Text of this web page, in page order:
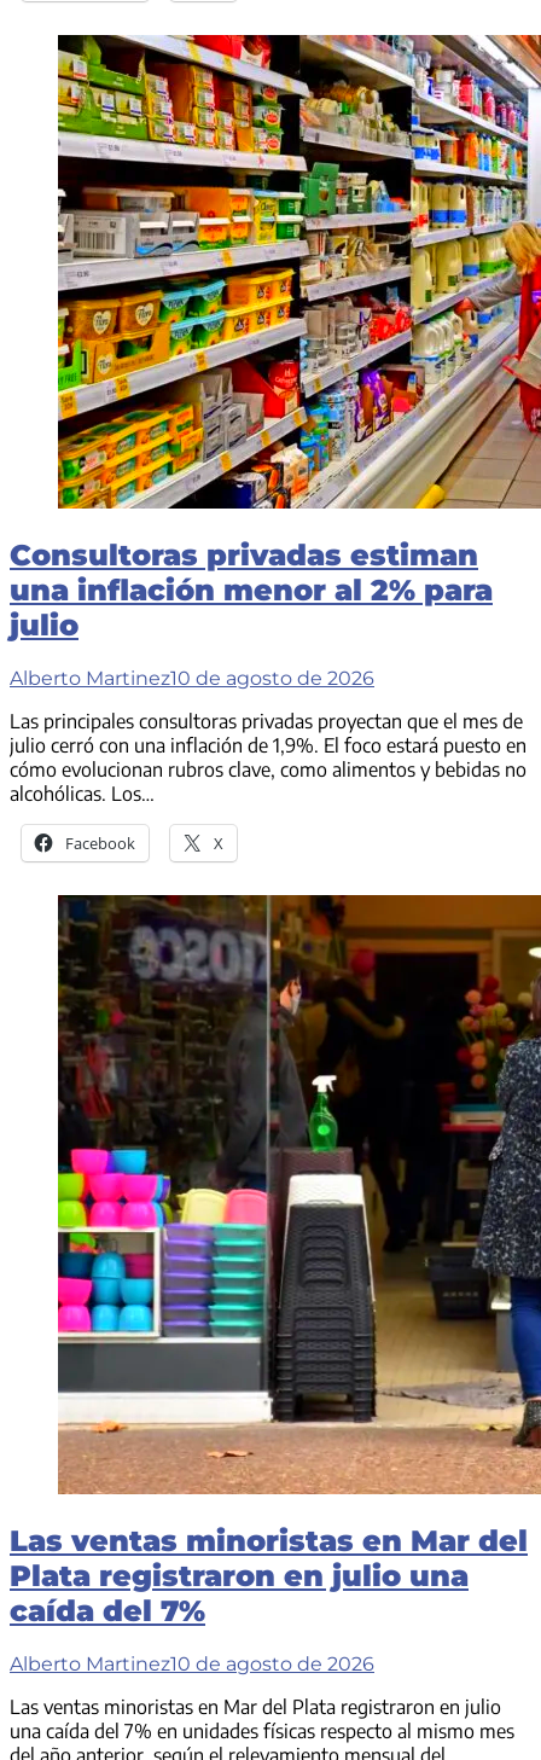
Consultoras privadas estiman
una inflación menor al 2% para
julio
Alberto Martinez10 de agosto de 2026
Las principales consultoras privadas proyectan que el mes de
julio cerró con una inflación de 1,9%. El foco estará puesto en
cómo evolucionan rubros clave, como alimentos y bebidas no
alcohólicas. Los…
Facebook X
Las ventas minoristas en Mar del
Plata registraron en julio una
caída del 7%
Alberto Martinez10 de agosto de 2026
Las ventas minoristas en Mar del Plata registraron en julio
una caída del 7% en unidades físicas respecto al mismo mes
del año anterior, según el relevamiento mensual del